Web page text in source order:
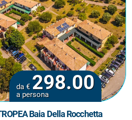
da € 298.00
a persona
Baia Della Rocchetta